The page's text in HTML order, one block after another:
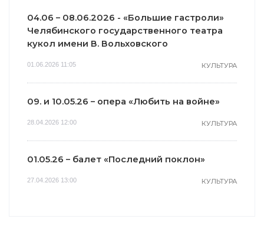
04.06 – 08.06.2026 - «Большие гастроли»
Челябинского государственного театра
кукол имени В. Вольховского
01.06.2026 11:05 КУЛЬТУРА
09. и 10.05.26 – опера «Любить на войне»
28.04.2026 12:00 КУЛЬТУРА
01.05.26 – балет «Последний поклон»
27.04.2026 13:00 КУЛЬТУРА